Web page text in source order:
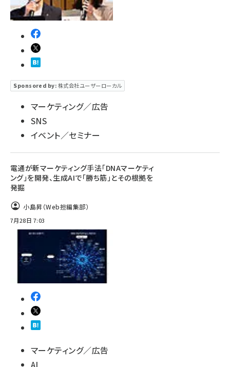
Sponsored by: 株式会社ユーザーローカル
マーケティング／広告
SNS
イベント／セミナー
電通が新マーケティング手法「DNAマーケティ
ング」を開発、生成AIで「勝ち筋」とその根拠を
発掘
小島昇（Web担編集部）
7月28日 7:03
マーケティング／広告
AI